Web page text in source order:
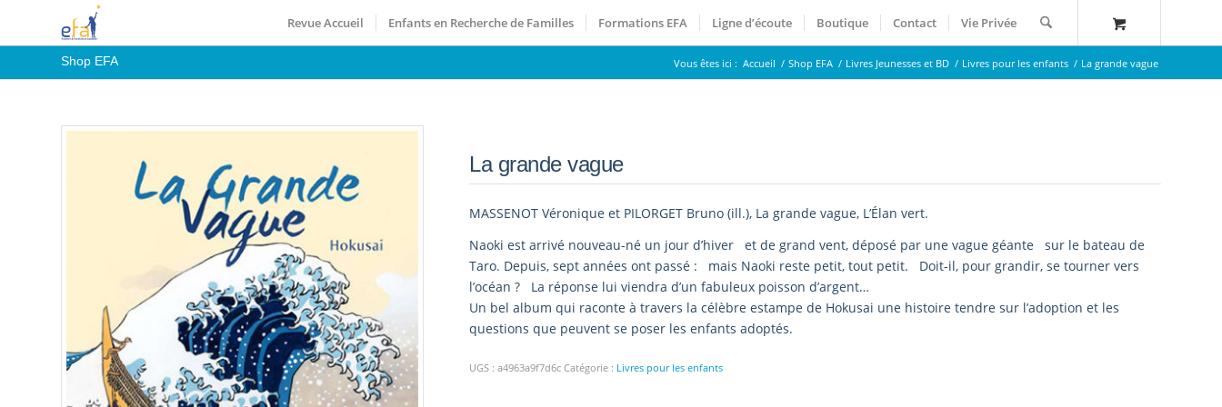
Revue Accueil Enfants en Recherche de Familles Formations EFA Ligne d’écoute Boutique Contact Vie Privée
Shop EFA Vous êtes ici : Accueil / Shop EFA / Livres Jeunesses et BD / Livres pour les enfants / La grande vague
La grande vague
MASSENOT Véronique et PILORGET Bruno (ill.), La grande vague, L’Élan vert.
Naoki est arrivé nouveau-né un jour d’hiver et de grand vent, déposé par une vague géante sur le bateau de
Taro. Depuis, sept années ont passé : mais Naoki reste petit, tout petit. Doit-il, pour grandir, se tourner vers
l’océan ? La réponse lui viendra d’un fabuleux poisson d’argent…
Un bel album qui raconte à travers la célèbre estampe de Hokusai une histoire tendre sur l’adoption et les
questions que peuvent se poser les enfants adoptés.
UGS :a4963a9f7d6c Catégorie : Livres pour les enfants